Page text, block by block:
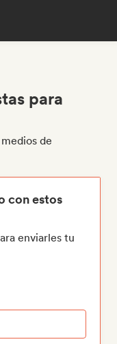
para
de
con estos
enviarles tu